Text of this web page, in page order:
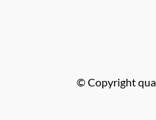
© Copyright